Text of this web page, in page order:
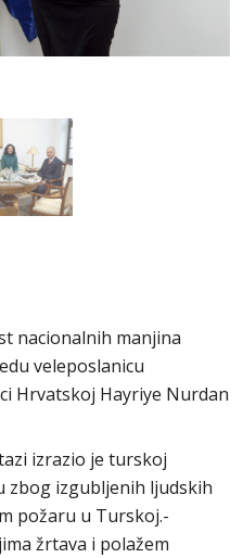
nacionalnih manjina
veleposlanicu
Hrvatskoj Hayriye Nurdan
izrazio je turskoj
zbog izgubljenih ljudskih
požaru u Turskoj.-
žrtava i polažem